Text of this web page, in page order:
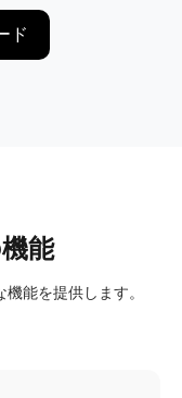
ド
能
能を提供します。